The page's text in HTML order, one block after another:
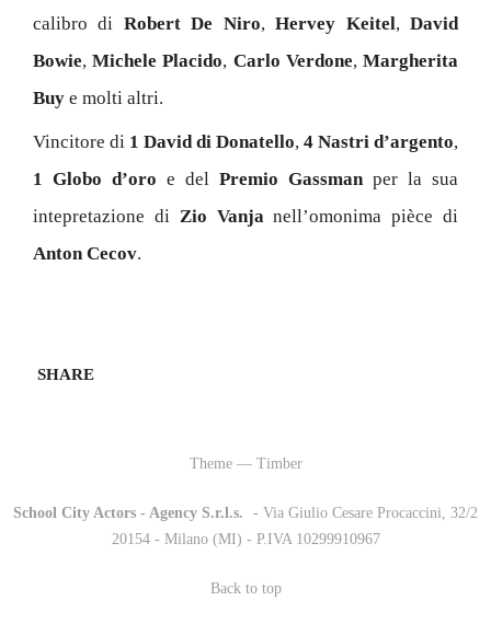
calibro di Robert De Niro,Hervey Keitel,David
Bowie,Michele Placido, Carlo Verdone,Margherita
Buy e molti altri.
Vincitore di 1 David di Donatello, 4 Nastri d’argento,
1 Globo d’oro e del Premio Gassmanper la sua
intepretazione di Zio Vanjanell’omonima pièce di
Anton Cecov.
SHARE
Theme — Timber
School City Actors - Agency S.r.l.s.
- Via Giulio Cesare Procaccini, 32/2
20154 - Milano (MI) - P.IVA 10299910967
Back to top